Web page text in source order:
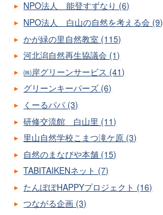
NPO法人 能登すずなり (6)
NPO法人 白山の自然を考える会 (9)
かが緑の里自然教室 (115)
河北潟自然再生協議会 (1)
㈱岸グリーンサービス (41)
グリーンキーパーズ (6)
くーるパパ (3)
研修交流館 白山里 (11)
里山自然学校こまつ滝ケ原 (3)
自然のまなびや本舗 (15)
TABITAIKENネット (7)
たんぽぽHAPPYプロジェクト (16)
つながる企画 (3)